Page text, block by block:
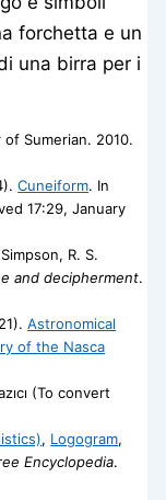
forchetta e un
una birra per i
of Sumerian. 2010.
Cuneiform. In
17:29, January
R. S.
and decipherment.
Astronomical
of the Nasca
(To convert
, Logogram,
Encyclopedia.